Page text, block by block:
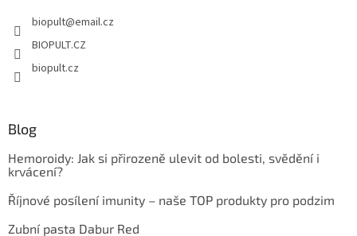
biopult@email.cz
BIOPULT.CZ
biopult.cz
Blog
Hemoroidy: Jak si přirozeně ulevit od bolesti, svědění i
krvácení?
Říjnové posílení imunity – naše TOP produkty pro podzim
Zubní pasta Dabur Red